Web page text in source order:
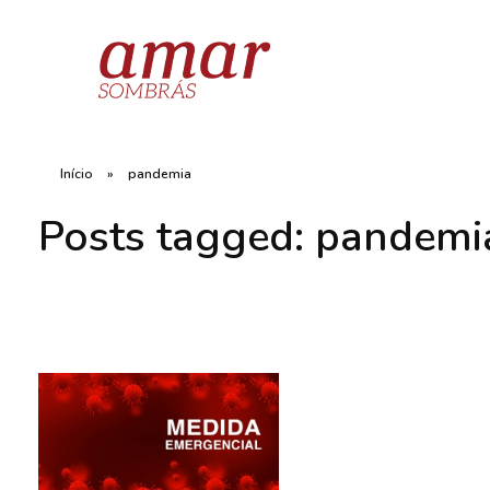
Início » pandemia
Posts tagged: